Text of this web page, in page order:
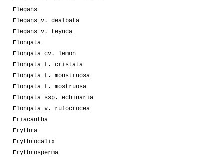
Elegans
Elegans v. dealbata
Elegans v. teyuca
Elongata
Elongata cv. lemon
Elongata f. cristata
Elongata f. monstruosa
Elongata f. mostruosa
Elongata ssp. echinaria
Elongata v. rufocrocea
Eriacantha
Erythra
Erythrocalix
Erythrosperma